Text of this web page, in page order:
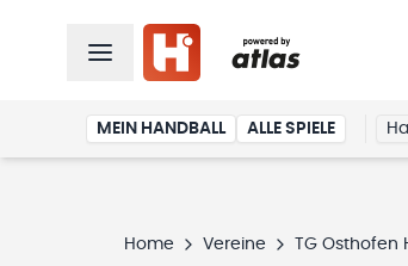
MEIN HANDBALL ALLE SPIELE
Home Vereine TG Osthofen